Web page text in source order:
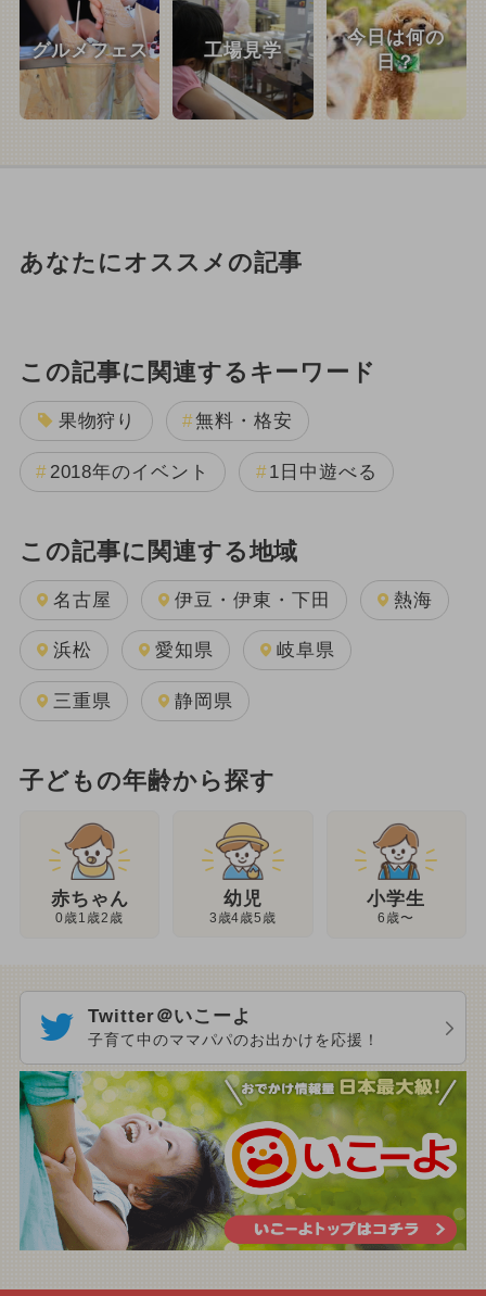
グルメフェス 工場見学
今日は何の
日？
あなたにオススメの記事
この記事に関連するキーワード
果物狩り 無料・格安
2018年のイベント 1日中遊べる
この記事に関連する地域
名古屋 伊豆・伊東・下田 熱海
浜松 愛知県 岐阜県
三重県 静岡県
子どもの年齢から探す
赤ちゃん
0歳1歳2歳
幼児
3歳4歳5歳
小学生
6歳〜
Twitter＠いこーよ
子育て中のママパパのお出かけを応援！